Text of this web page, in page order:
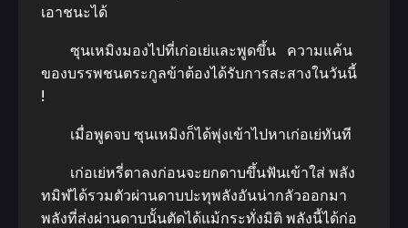
เอาชนะได้
ซุนเหมิงมองไปที่เก่อเย่และพูดขึ้น ความแค้น
ของบรรพชนตระกูลข้าต้องได้รับการสะสางในวันนี้
!
เมื่อพูดจบ ซุนเหมิงก็ได้พุ่งเข้าไปหาเก่อเย่ทันที
เก่อเย่หรี่ตาลงก่อนจะยกดาบขึ้นฟันเข้าใส่ พลัง
ทมิฬได้รวมตัวผ่านดาบปะทุพลังอันน่ากลัวออกมา
พลังที่ส่งผ่านดาบนั้นตัดได้แม้กระทั่งมิติ พลังนี้ได้ก่อ